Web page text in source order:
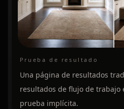
Prueba de resultado
Una página de resultados
resultados de flujo de trabajo
prueba implícita.